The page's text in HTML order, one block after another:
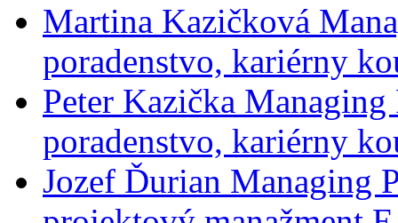
Martina Kazičková
poradenstvo, kariérny
Peter Kazička
poradenstvo, kariérny
Jozef Ďurian Managing